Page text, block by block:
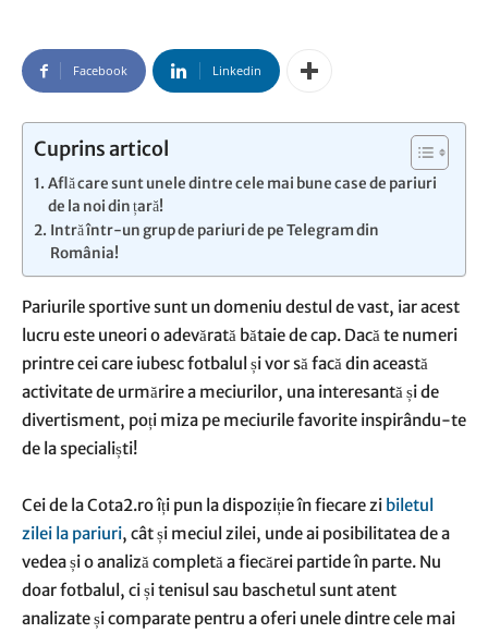
Facebook Linkedin
Cuprins articol
Află care sunt unele dintre cele mai bune case de pariuri
de la noi din țară!
Intră într-un grup de pariuri de pe Telegram din
România!
Pariurile sportive sunt un domeniu destul de vast, iar acest
lucru este uneori o adevărată bătaie de cap. Dacă te numeri
printre cei care iubesc fotbalul și vor să facă din această
activitate de urmărire a meciurilor, una interesantă și de
divertisment, poți miza pe meciurile favorite inspirându-te
de la specialiști!
Cei de la Cota2.ro îți pun la dispoziție în fiecare zi biletul
zilei la pariuri, cât și meciul zilei, unde ai posibilitatea de a
vedea și o analiză completă a fiecărei partide în parte. Nu
doar fotbalul, ci și tenisul sau baschetul sunt atent
analizate și comparate pentru a oferi unele dintre cele mai